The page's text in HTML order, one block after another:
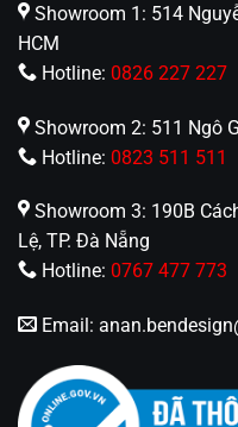
Showroom 1: 514
HCM
Hotline: 0826 227 227
Showroom 2: 511 Ngô
Hotline: 0823 511 511
Showroom 3: 190B
Lệ, TP. Đà Nẵng
Hotline: 0767 477 773
Email: